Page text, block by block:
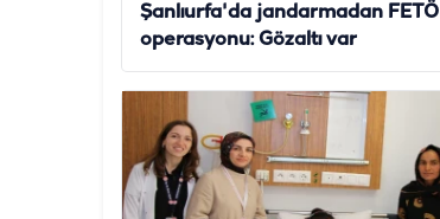
Şanlıurfa'da jandarmadan FETÖ
operasyonu: Gözaltı var